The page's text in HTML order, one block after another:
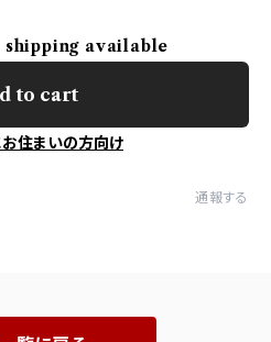
available
to cart
住まいの方向け
通報する